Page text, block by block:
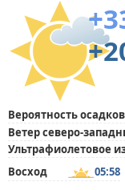
Вероятность
Ветер северо-
Ультрафиолетовое
Восход
05:58